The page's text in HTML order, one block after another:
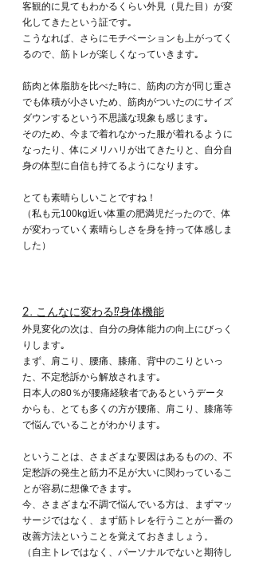
客観的に見てもわかるくらい外見（見た目）が変
化してきたという証です｡
こうなれば、さらにモチベーションも上がってく
るので、筋トレが楽しくなっていきます｡
筋肉と体脂肪を比べた時に、筋肉の方が同じ重さ
でも体積が小さいため、筋肉がついたのにサイズ
ダウンするという不思議な現象も感じます｡
そのため、今まで着れなかった服が着れるように
なったり、体にメリハリが出てきたりと、自分自
身の体型に自信も持てるようになります｡
とても素晴らしいことですね！
（私も元100kg近い体重の肥満児だったので、体
が変わっていく素晴らしさを身を持って体感しま
した）
2. こんなに変わる⁉︎身体機能
外見変化の次は、自分の身体能力の向上にびっく
りします｡
まず、肩こり、腰痛、膝痛、背中のこりといっ
た、不定愁訴から解放されます｡
日本人の80％が腰痛経験者であるというデータ
からも、とても多くの方が腰痛、肩こり、膝痛等
で悩んでいることがわかります｡
ということは、さまざまな要因はあるものの、不
定愁訴の発生と筋力不足が大いに関わっているこ
とが容易に想像できます｡
今、さまざまな不調で悩んでいる方は、まずマッ
サージではなく、まず筋トレを行うことが一番の
改善方法ということを覚えておきましょう。
（自主トレではなく、パーソナルでないと期待し